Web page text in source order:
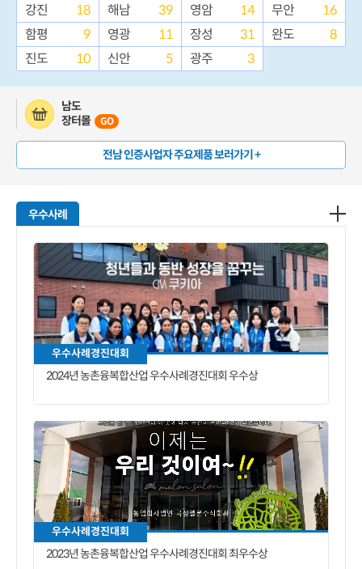
강진
18 해남 39 영암 14 무안
16
함평
9 영광 11 장성 31 완도
8
진도
10 신안 5 광주 3
남도
장터몰
GO
전남 인증사업자 주요제품 보러가기 +
우수사례
우수사례경진대회
2024년 농촌융복합산업 우수사례경진대회 우수상
우수사례경진대회
2023년 농촌융복합산업 우수사례경진대회 최우수상